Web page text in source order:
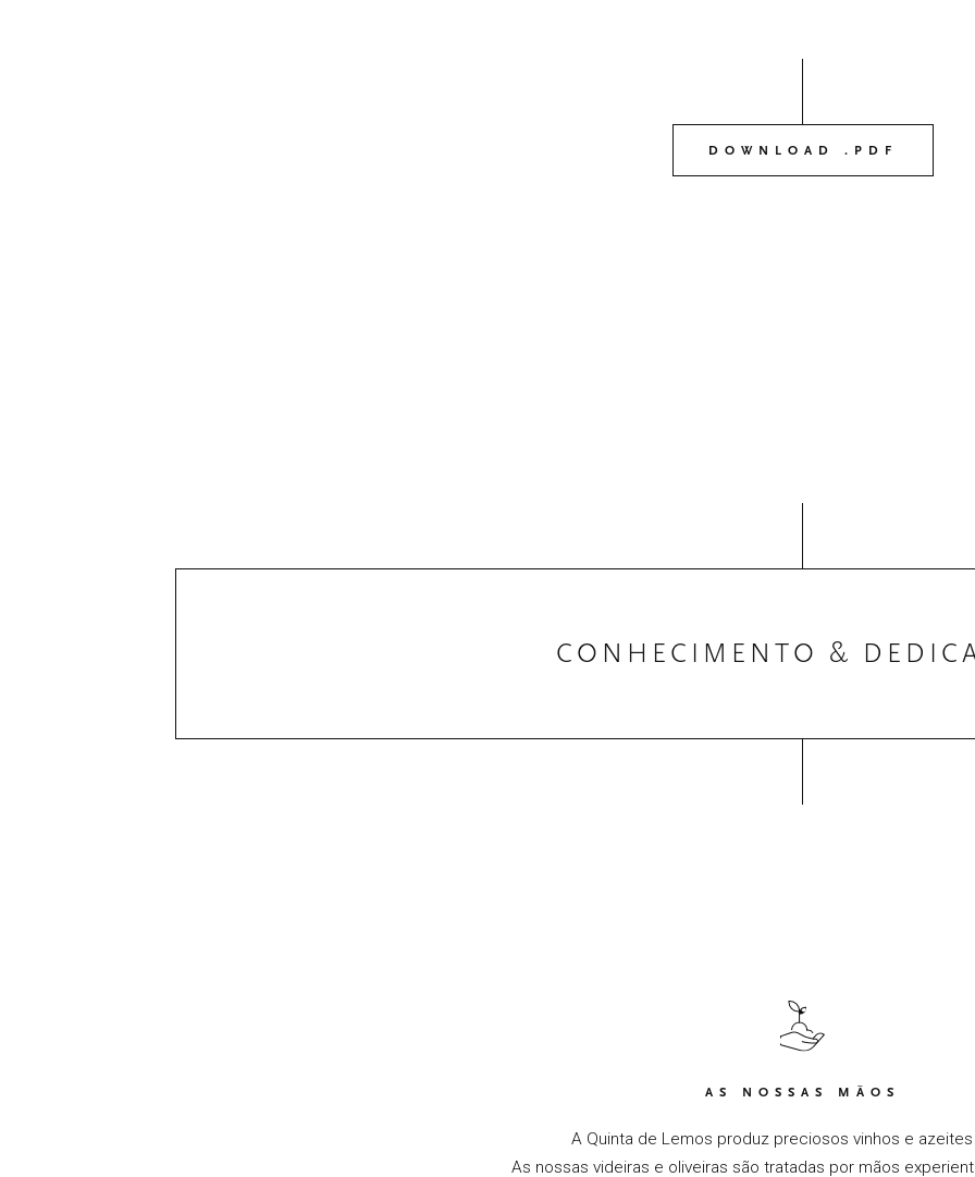
DOWNLOAD .PDF
CONHECIMENTO &
AS NOSSAS MÃOS
A Quinta de Lemos produz preciosos vinhos e
As nossas videiras e oliveiras são tratadas por mãos